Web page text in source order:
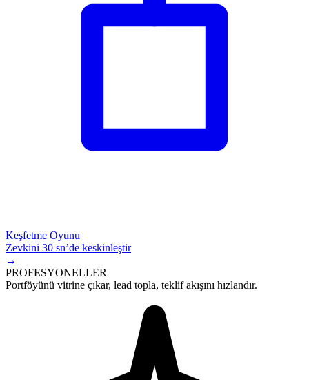
Keşfetme Oyunu
Zevkini 30 sn’de keskinleştir
→
PROFESYONELLER
Portföyünü vitrine çıkar, lead topla, teklif akışını hızlandır.